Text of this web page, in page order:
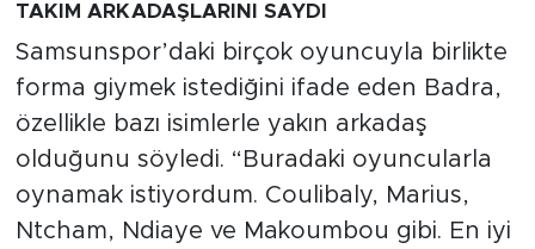
TAKIM ARKADAŞLARINI SAYDI
Samsunspor’daki birçok oyuncuyla birlikte
forma giymek istediğini ifade eden Badra,
özellikle bazı isimlerle yakın arkadaş
olduğunu söyledi. “Buradaki oyuncularla
oynamak istiyordum. Coulibaly, Marius,
Ntcham, Ndiaye ve Makoumbou gibi. En iyi